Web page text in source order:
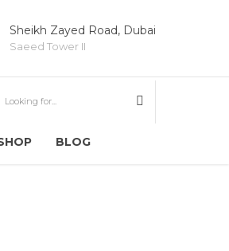
Sheikh Zayed Road, Dubai
Saeed Tower II
BLOG